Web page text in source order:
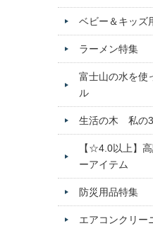
ベビー＆キッズ
ラーメン特集
富士山の水を使
ル
生活の木 私の
【☆4.0以上】
ーアイテム
防災用品特集
エアコンクリー